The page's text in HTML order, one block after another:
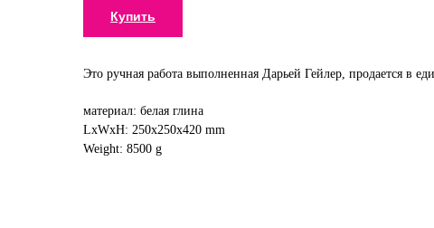
Купить
Это ручная работа выполненная Дарьей Гейлер, продается в
материал: белая глина
LxWxH: 250x250x420 mm
Weight: 8500 g